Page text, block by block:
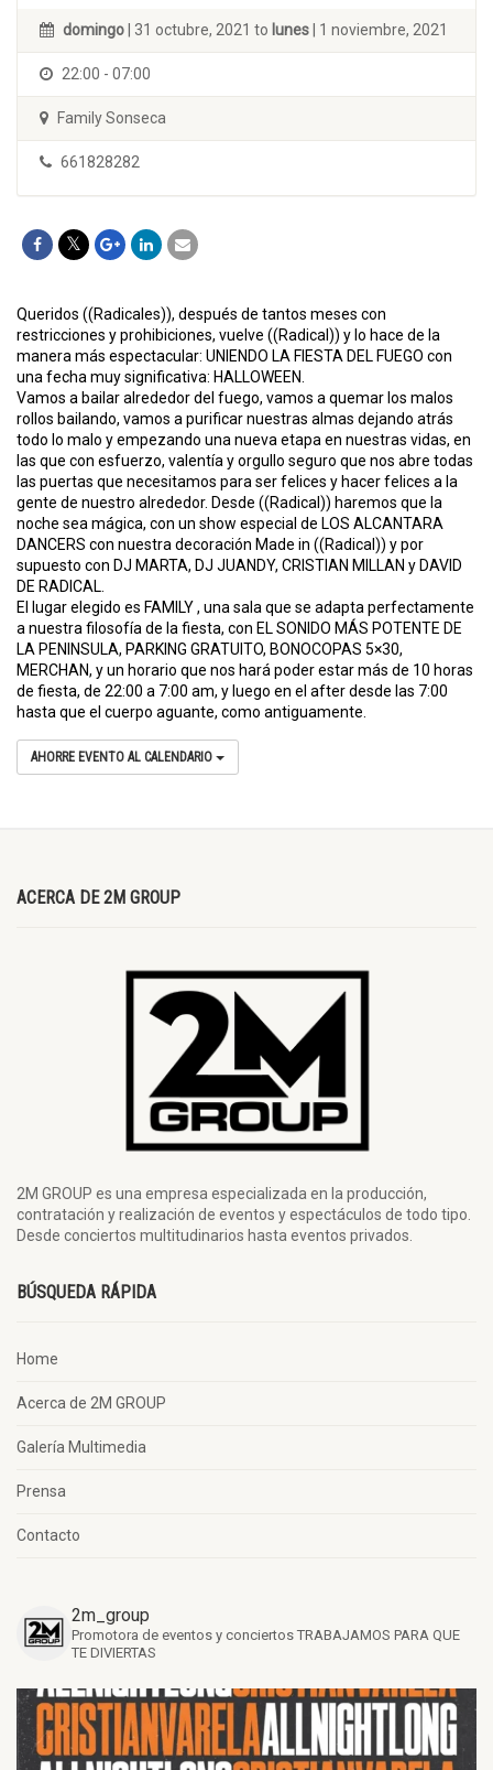
domingo | 31 octubre, 2021 to lunes | 1 noviembre, 2021
22:00 - 07:00
Family Sonseca
661828282
Queridos ((Radicales)), después de tantos meses con
restricciones y prohibiciones, vuelve ((Radical)) y lo hace de la
manera más espectacular: UNIENDO LA FIESTA DEL FUEGO con
una fecha muy significativa: HALLOWEEN.
Vamos a bailar alrededor del fuego, vamos a quemar los malos
rollos bailando, vamos a purificar nuestras almas dejando atrás
todo lo malo y empezando una nueva etapa en nuestras vidas, en
las que con esfuerzo, valentía y orgullo seguro que nos abre todas
las puertas que necesitamos para ser felices y hacer felices a la
gente de nuestro alrededor. Desde ((Radical)) haremos que la
noche sea mágica, con un show especial de LOS ALCANTARA
DANCERS con nuestra decoración Made in ((Radical)) y por
supuesto con DJ MARTA, DJ JUANDY, CRISTIAN MILLAN y DAVID
DE RADICAL.
El lugar elegido es FAMILY , una sala que se adapta perfectamente
a nuestra filosofía de la fiesta, con EL SONIDO MÁS POTENTE DE
LA PENINSULA, PARKING GRATUITO, BONOCOPAS 5×30,
MERCHAN, y un horario que nos hará poder estar más de 10 horas
de fiesta, de 22:00 a 7:00 am, y luego en el after desde las 7:00
hasta que el cuerpo aguante, como antiguamente.
AHORRE EVENTO AL CALENDARIO
ACERCA DE 2M GROUP
2M GROUP es una empresa especializada en la producción,
contratación y realización de eventos y espectáculos de todo tipo.
Desde conciertos multitudinarios hasta eventos privados.
BÚSQUEDA RÁPIDA
Home
Acerca de 2M GROUP
Galería Multimedia
Prensa
Contacto
2m_group
Promotora de eventos y conciertos TRABAJAMOS PARA QUE
TE DIVIERTAS